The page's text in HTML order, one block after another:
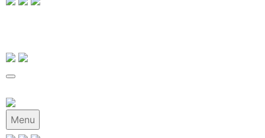
Menu